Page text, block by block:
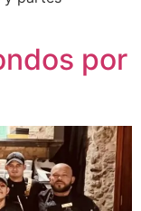
por